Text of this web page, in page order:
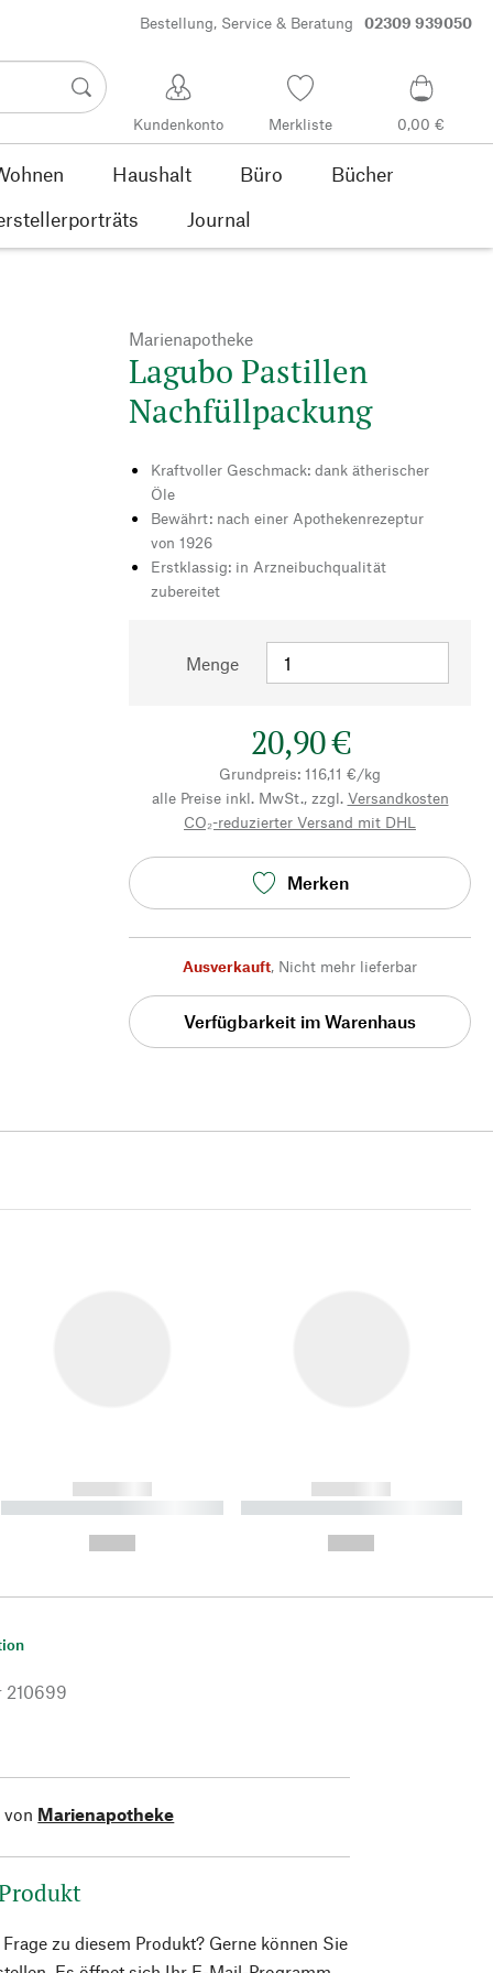
Bestellung, Service & Beratung 02309 939050
Kundenkonto Merkliste 0,00 €
Haushalt Büro
Bücher
Journal
Marienapotheke
Lagubo Pastillen
Nachfüllpackung
Kraftvoller Geschmack: dank ätherischer
Öle
Bewährt: nach einer Apothekenrezeptur
von 1926
Erstklassig: in Arzneibuchqualität
zubereitet
Menge
20,90 €
Grundpreis: 116,11 €/kg
alle Preise inkl. MwSt., zzgl. Versandkosten
CO₂-reduzierter Versand mit DHL
Merken
Ausverkauft, Nicht mehr lieferbar
Verfügbarkeit im Warenhaus
------------
----------- ----------- ----------
------------
----------- ----------- ----------
210699
von Marienapotheke
zu diesem Produkt? Gerne können Sie